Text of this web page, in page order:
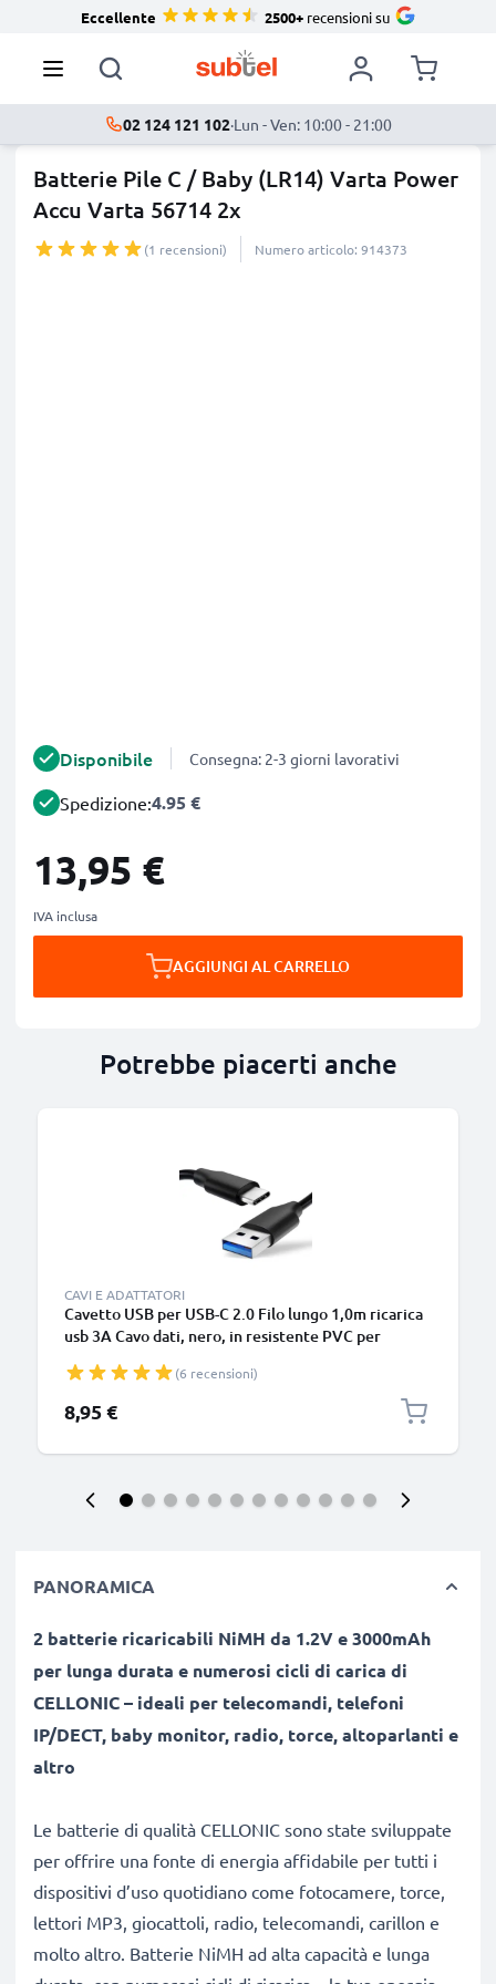
Eccellente 2500+recensioni su
02 124 121 102·Lun - Ven: 10:00 - 21:00
Batterie Pile C / Baby (LR14) Varta Power
Accu Varta 56714 2x
(1 recensioni) Numero articolo: 914373
Disponibile Consegna: 2-3 giorni lavorativi
Spedizione:4.95 €
13,95 €
IVA inclusa
AGGIUNGI AL CARRELLO
Potrebbe piacerti anche
CAVI E ADATTATORI
Cavetto USB per USB-C 2.0 Filo lungo 1,0m ricarica
usb 3A Cavo dati, nero, in resistente PVC per
fotocamera Canon, Panasonic Lumix, Sony
connettore tipo C
(6 recensioni)
8,95 €
PANORAMICA
2 batterie ricaricabili NiMH da 1.2V e 3000mAh
per lunga durata e numerosi cicli di carica di
CELLONIC – ideali per telecomandi, telefoni
IP/DECT, baby monitor, radio, torce, altoparlanti e
altro
Le batterie di qualità CELLONIC sono state sviluppate
per offrire una fonte di energia affidabile per tutti i
dispositivi d’uso quotidiano come fotocamere, torce,
lettori MP3, giocattoli, radio, telecomandi, carillon e
molto altro. Batterie NiMH ad alta capacità e lunga